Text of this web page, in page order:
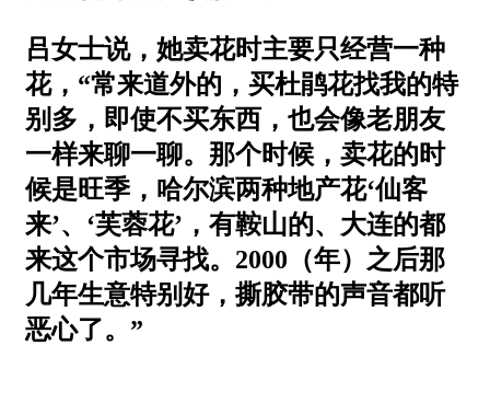
吕女士说，她卖花时主要只经营一种
花，“常来道外的，买杜鹃花找我的特
别多，即使不买东西，也会像老朋友
一样来聊一聊。那个时候，卖花的时
候是旺季，哈尔滨两种地产花‘仙客
来’、‘芙蓉花’，有鞍山的、大连的都
来这个市场寻找。2000（年）之后那
几年生意特别好，撕胶带的声音都听
恶心了。”